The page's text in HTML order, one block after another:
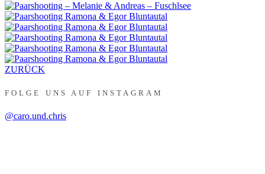
ZURÜCK
FOLGE UNS AUF INSTAGRAM
@caro.und.chris